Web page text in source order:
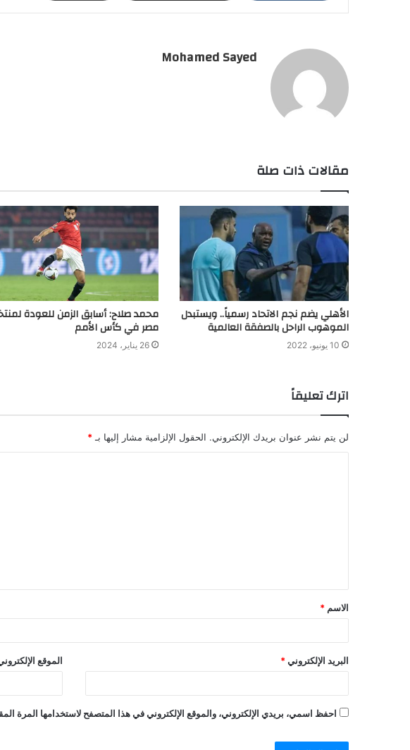
Mohamed Sayed
مقالات ذات صلة
الأهلي يضم نجم الاتحاد رسمياً.. ويستبدل
الموهوب الراحل بالصفقة العالمية
10 يونيو، 2022
محمد صلاح: أسابق الزمن للعودة
مصر في كأس الأمم
26 يناير، 2024
اترك تعليقاً
لن يتم نشر عنوان بريدك الإلكتروني. الحقول الإلزامية مشار إليها بـ *
الاسم *
البريد الإلكتروني * الموقع
احفظ اسمي، بريدي الإلكتروني، والموقع الإلكتروني في هذا المتصفح لاستخدامها المرة